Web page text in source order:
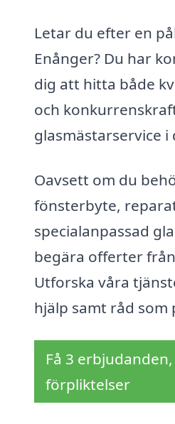
Letar du efter en
Enånger? Du har
dig att hitta både
och
glasmästarservice
Oavsett om du
fönsterbyte,
specialanpassad
begära offerter
Utforska våra
hjälp samt råd som
Få 3
förpliktelser